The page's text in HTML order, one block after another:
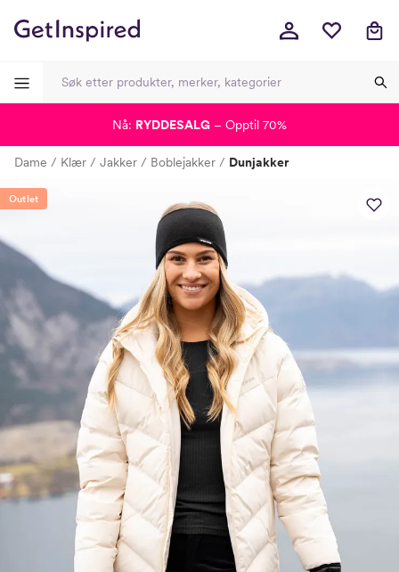
Dame Klær Jakker Boblejakker Dunjakker
Outlet
Nå: RYDDESALG – Opptil 70%
-
-
-
-